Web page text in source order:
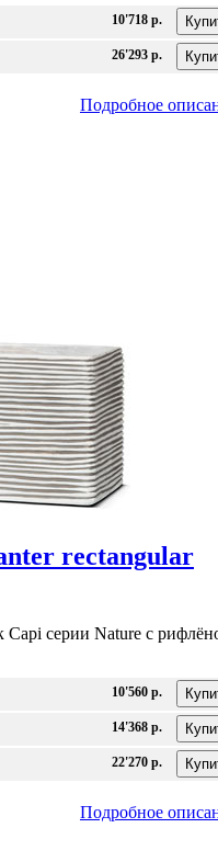
10'718 р.
26'293 р.
Подробное
rectangular
серии Nature c
10'560 р.
14'368 р.
22'270 р.
Подробное